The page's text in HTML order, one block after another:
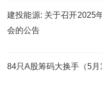
建投能源: 关于召开2025
会的公告
84只A股筹码大换手（5